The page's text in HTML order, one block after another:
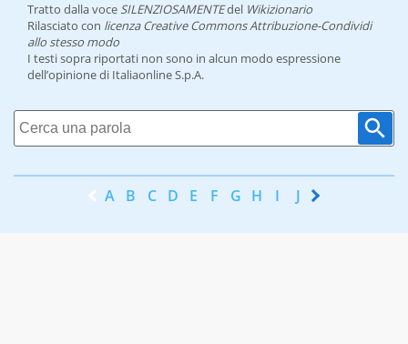
Tratto dalla voce SILENZIOSAMENTEdel Wikizionario
Rilasciato con licenza Creative Commons Attribuzione-Condividi
allo stesso modo
I testi sopra riportati non sono in alcun modo espressione
dell’opinione di Italiaonline S.p.A.
A B C D E F G H I J K